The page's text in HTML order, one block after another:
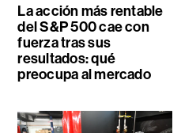
La acción más rentable
del S&P 500 cae con
fuerza tras sus
resultados: qué
preocupa al mercado